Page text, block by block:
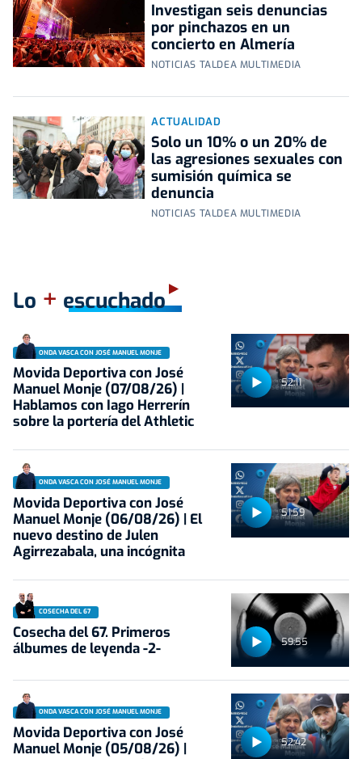
Investigan seis denuncias
por pinchazos en un
concierto en Almería
NOTICIAS TALDEA MULTIMEDIA
ACTUALIDAD
Solo un 10% o un 20% de
las agresiones sexuales con
sumisión química se
denuncia
NOTICIAS TALDEA MULTIMEDIA
Lo + escuchado
52:11
ONDA VASCA CON JOSÉ MANUEL MONJE
Movida Deportiva con José
Manuel Monje (07/08/26) |
Hablamos con Iago Herrerín
sobre la portería del Athletic
51:59
ONDA VASCA CON JOSÉ MANUEL MONJE
Movida Deportiva con José
Manuel Monje (06/08/26) | El
nuevo destino de Julen
Agirrezabala, una incógnita
59:55
COSECHA DEL 67
Cosecha del 67. Primeros
álbumes de leyenda -2-
52:42
ONDA VASCA CON JOSÉ MANUEL MONJE
Movida Deportiva con José
Manuel Monje (05/08/26) |